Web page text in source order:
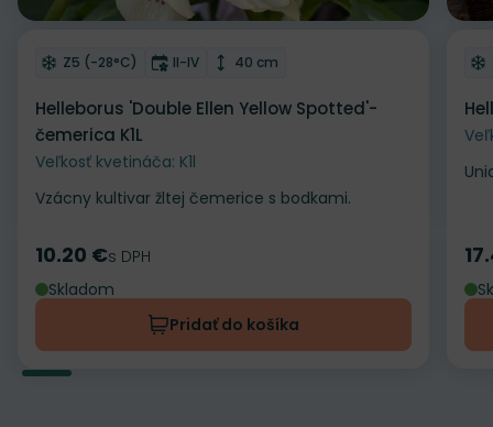
Odober do zoznamu želaní
Mrazuvzdornosť
Z5 (-28°C) Doba kvitnutia
II-IV Výška rastliny
40 cm
Helleborus 'Double Ellen Yellow Spotted'-
čemerica K1L
Veľkosť kvetináča: K1l
Vzácny kultivar žltej čemerice s bodkami.
Cena
10.20 €s DPH
Skladom
Pridať do košíka